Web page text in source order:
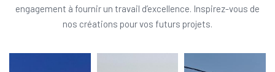
engagement à fournir un travail d’excellence. Inspirez-vous de
nos créations pour vos futurs projets.